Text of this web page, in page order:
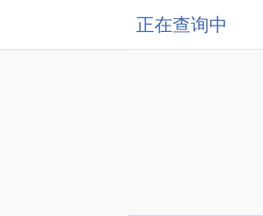
正在查询中